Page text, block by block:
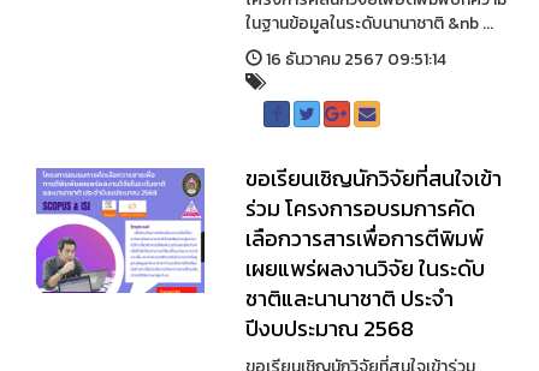
ในฐานข้อมูลในระดับนานาชาติ &nb ...
16 ธันวาคม 2567 09:51:14
ขอเรียนเชิญนักวิจัยที่สนใจเข้า
ร่วม โครงการอบรมการคัด
เลือกวารสารเพื่อการตีพิมพ์
เผยแพร่ผลงานวิจัย ในระดับ
ชาติและนานาชาติ ประจำ
ปีงบประมาณ 2568